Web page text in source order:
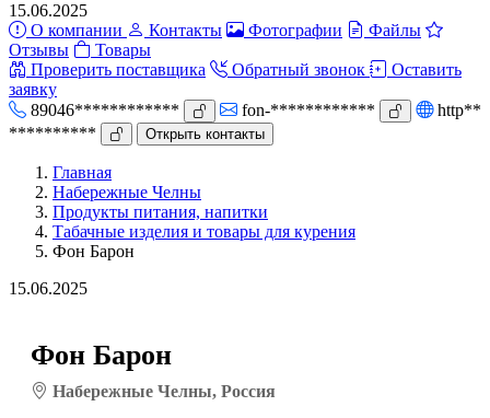
15.06.2025
О компании
Контакты Фотографии
Файлы
Отзывы
Товары
Проверить поставщика
Обратный звонок
Оставить
заявку
89046************
fon-************
http**
**********
Открыть контакты
Главная
Набережные Челны
Продукты питания, напитки
Табачные изделия и товары для курения
Фон Барон
15.06.2025
Фон Барон
Набережные Челны, Россия